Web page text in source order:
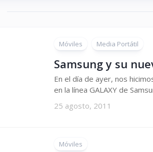
Móviles Media Portátil
Samsung y su
En el día de ayer, nos
en la línea GALAXY de
25 agosto, 2011
Móviles